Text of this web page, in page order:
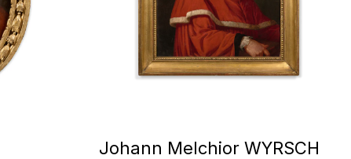
Johann Melchior WYRSCH